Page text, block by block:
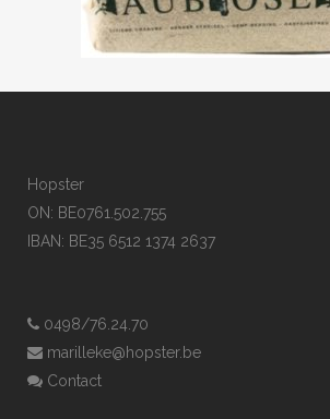
Hopster
ON: BE0761.502.755
IBAN: BE35 6512 1374 2637
0498/76.24.70
marilleke@hopster.be
Contact